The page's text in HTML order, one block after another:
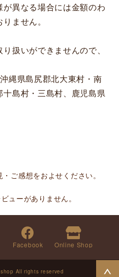
が異なる場合には金額のわ
ません。
扱いができませんので、
縄県島尻郡北大東村・南
島村・三島村、鹿児島県
ご感想をおよせください。
ューがありません。
Facebook Online Shop
All rights reserved